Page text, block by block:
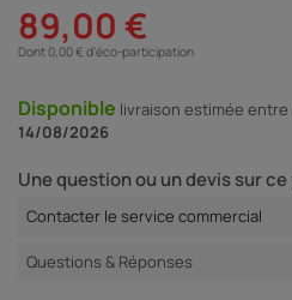
89,00 €
Dont 0,00 € d'éco-participation
Disponible livraison estimée entre
14/08/2026
Une question ou un devis sur
Contacter le service commercial
Questions & Réponses